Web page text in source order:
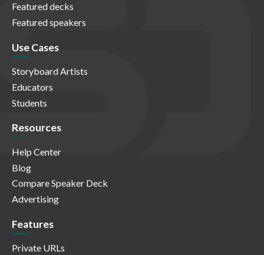
Featured decks
Featured speakers
Use Cases
Storyboard Artists
Educators
Students
Resources
Help Center
Blog
Compare Speaker Deck
Advertising
Features
Private URLs